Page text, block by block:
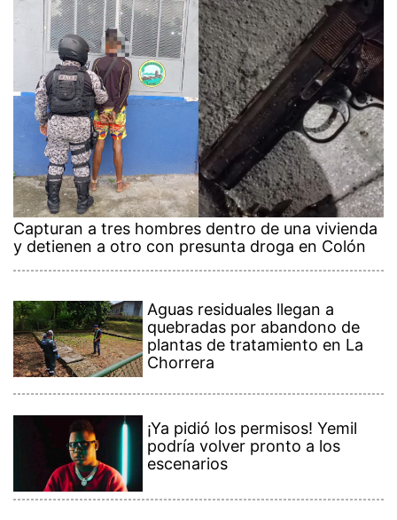
Capturan a tres hombres dentro de una vivienda
y detienen a otro con presunta droga en Colón
Aguas residuales llegan a
quebradas por abandono de
plantas de tratamiento en La
Chorrera
¡Ya pidió los permisos! Yemil
podría volver pronto a los
escenarios